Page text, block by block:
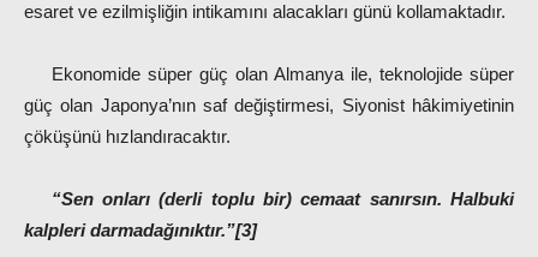
esaret ve ezilmişliğin intikamını alacakları günü kollamaktadır.
Ekonomide süper güç olan Almanya ile, teknolojide süper
güç olan Japonya’nın saf değiştirmesi, Siyonist hâkimiyetinin
çöküşünü hızlandıracaktır.
“Sen onları (derli toplu bir) cemaat sanırsın. Halbuki
kalpleri darmadağınıktır.”[3]